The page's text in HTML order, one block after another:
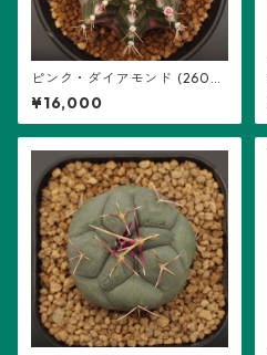
ピンク・ダイアモンド (2602-
PDM08)：ギムノカリキウム属
¥16,000